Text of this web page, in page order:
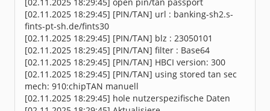
[02.11.2025 18:29:45] [PIN/TAN] url : banking-sh2.s-
fints-pt-sh.de/fints30
[02.11.2025 18:29:45] [PIN/TAN] blz : 23050101
[02.11.2025 18:29:45] [PIN/TAN] filter : Base64
[02.11.2025 18:29:45] [PIN/TAN] HBCI version: 300
[02.11.2025 18:29:45] [PIN/TAN] using stored tan sec
mech: 910:chipTAN manuell
[02.11.2025 18:29:45] hole nutzerspezifische Daten